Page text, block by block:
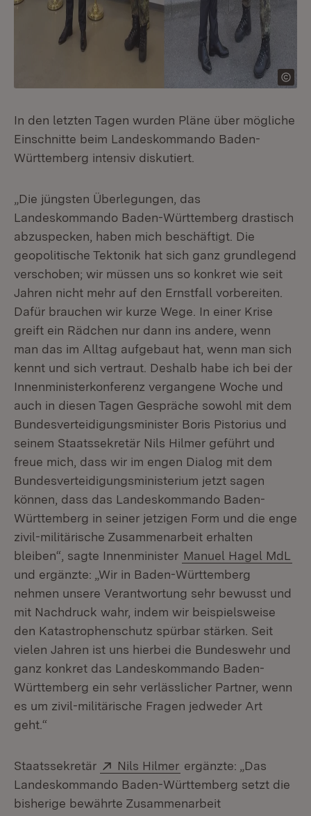
In den letzten Tagen wurden Pläne über mögliche
Einschnitte beim Landeskommando Baden-
Württemberg intensiv diskutiert.
„Die jüngsten Überlegungen, das
Landeskommando Baden-Württemberg drastisch
abzuspecken, haben mich beschäftigt. Die
geopolitische Tektonik hat sich ganz grundlegend
verschoben; wir müssen uns so konkret wie seit
Jahren nicht mehr auf den Ernstfall vorbereiten.
Dafür brauchen wir kurze Wege. In einer Krise
greift ein Rädchen nur dann ins andere, wenn
man das im Alltag aufgebaut hat, wenn man sich
kennt und sich vertraut. Deshalb habe ich bei der
Innenministerkonferenz vergangene Woche und
auch in diesen Tagen Gespräche sowohl mit dem
Bundesverteidigungsminister Boris Pistorius und
seinem Staatssekretär Nils Hilmer geführt und
freue mich, dass wir im engen Dialog mit dem
Bundesverteidigungsministerium jetzt sagen
können, dass das Landeskommando Baden-
Württemberg in seiner jetzigen Form und die enge
zivil-militärische Zusammenarbeit erhalten
bleiben“, sagte Innenminister Manuel Hagel MdL
und ergänzte: „Wir in Baden-Württemberg
nehmen unsere Verantwortung sehr bewusst und
mit Nachdruck wahr, indem wir beispielsweise
den Katastrophenschutz spürbar stärken. Seit
vielen Jahren ist uns hierbei die Bundeswehr und
ganz konkret das Landeskommando Baden-
Württemberg ein sehr verlässlicher Partner, wenn
es um zivil-militärische Fragen jedweder Art
geht.“
Staatssekretär Extern:
Nils Hilmer (Öffnet in neuem
ergänzte: „Das
Landeskommando Baden-Württemberg setzt die
bisherige bewährte Zusammenarbeit